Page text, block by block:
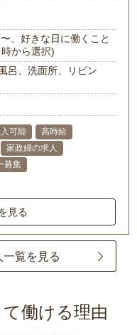
、好きな日に働くこと
から選択)
呂、洗面所、リビン
可能
高時給
家政婦の求人
募集
見る
覧を見る
働ける理由